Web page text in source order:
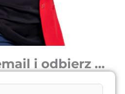
i odbierz ...